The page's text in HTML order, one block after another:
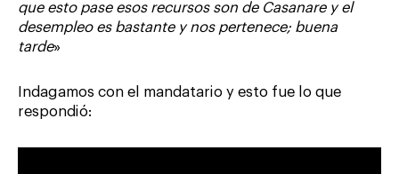
que esto pase esos recursos son de Casanare y el
desempleo es bastante y nos pertenece; buena
tarde»
Indagamos con el mandatario y esto fue lo que
respondió: